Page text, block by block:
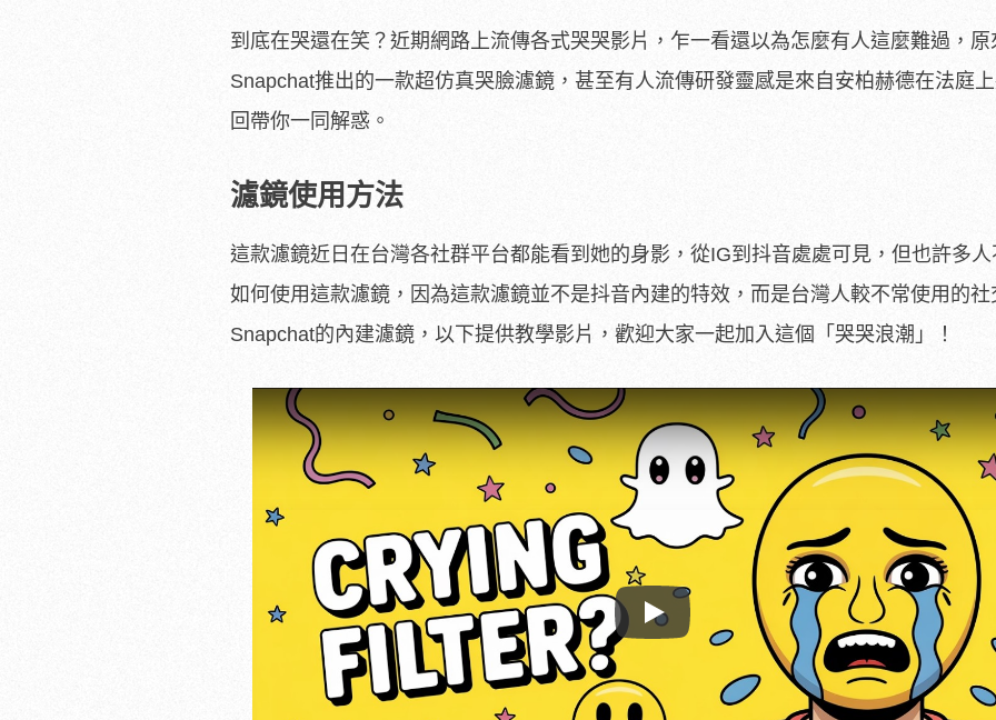
到底在哭還在笑？近期網路上流傳各式哭哭影片，乍一看還以為怎麼有人這麼難過，原
Snapchat推出的一款超仿真哭臉濾鏡，甚至有人流傳研發靈感是來自安柏赫德在法庭
回帶你一同解惑。
濾鏡使用方法
這款濾鏡近日在台灣各社群平台都能看到她的身影，從IG到抖音處處可見，但也許多
如何使用這款濾鏡，因為這款濾鏡並不是抖音內建的特效，而是台灣人較不常使用的社
Snapchat的內建濾鏡，以下提供教學影片，歡迎大家一起加入這個「哭哭浪潮」！
Play